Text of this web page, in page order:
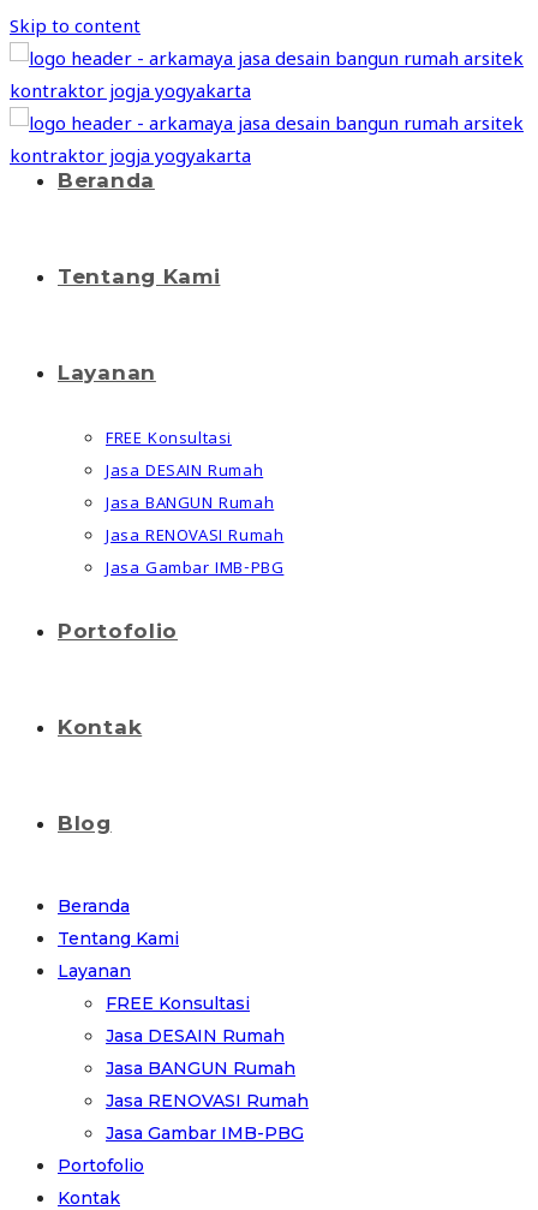
Skip to content
Beranda
Tentang Kami
Layanan
FREE Konsultasi
Jasa DESAIN Rumah
Jasa BANGUN Rumah
Jasa RENOVASI Rumah
Jasa Gambar IMB-PBG
Portofolio
Kontak
Blog
Beranda
Tentang Kami
Layanan
FREE Konsultasi
Jasa DESAIN Rumah
Jasa BANGUN Rumah
Jasa RENOVASI Rumah
Jasa Gambar IMB-PBG
Portofolio
Kontak